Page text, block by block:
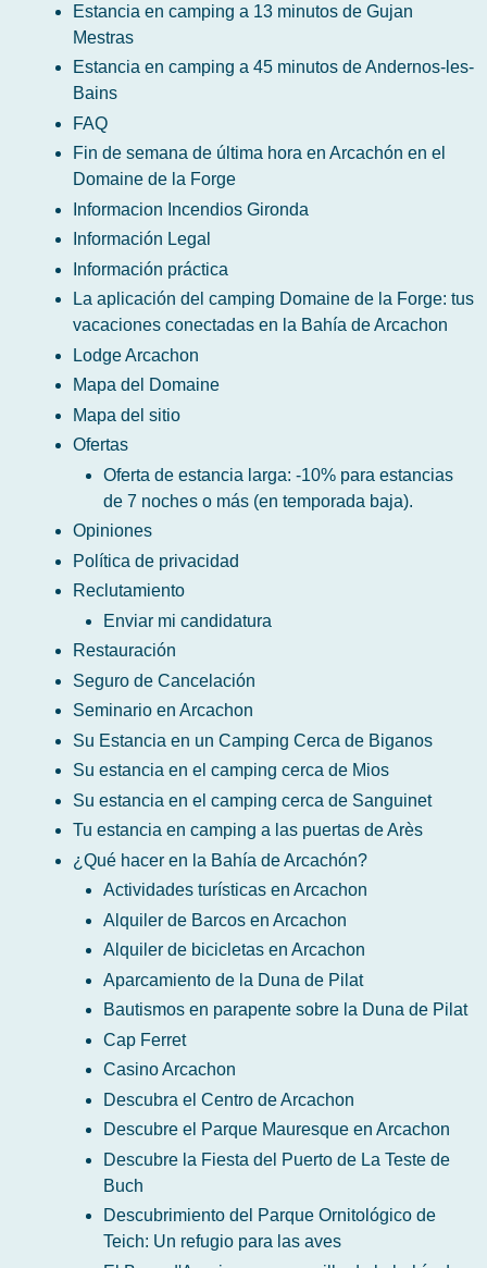
Estancia en camping a 13 minutos de Gujan
Mestras
Estancia en camping a 45 minutos de Andernos-les-
Bains
FAQ
Fin de semana de última hora en Arcachón en el
Domaine de la Forge
Informacion Incendios Gironda
Información Legal
Información práctica
La aplicación del camping Domaine de la Forge: tus
vacaciones conectadas en la Bahía de Arcachon
Lodge Arcachon
Mapa del Domaine
Mapa del sitio
Ofertas
Oferta de estancia larga: -10% para estancias
de 7 noches o más (en temporada baja).
Opiniones
Política de privacidad
Reclutamiento
Enviar mi candidatura
Restauración
Seguro de Cancelación
Seminario en Arcachon
Su Estancia en un Camping Cerca de Biganos
Su estancia en el camping cerca de Mios
Su estancia en el camping cerca de Sanguinet
Tu estancia en camping a las puertas de Arès
¿Qué hacer en la Bahía de Arcachón?
Actividades turísticas en Arcachon
Alquiler de Barcos en Arcachon
Alquiler de bicicletas en Arcachon
Aparcamiento de la Duna de Pilat
Bautismos en parapente sobre la Duna de Pilat
Cap Ferret
Casino Arcachon
Descubra el Centro de Arcachon
Descubre el Parque Mauresque en Arcachon
Descubre la Fiesta del Puerto de La Teste de
Buch
Descubrimiento del Parque Ornitológico de
Teich: Un refugio para las aves